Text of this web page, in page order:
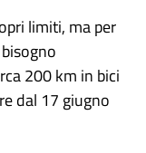
limiti, ma per
200 km in bici
dal 17 giugno